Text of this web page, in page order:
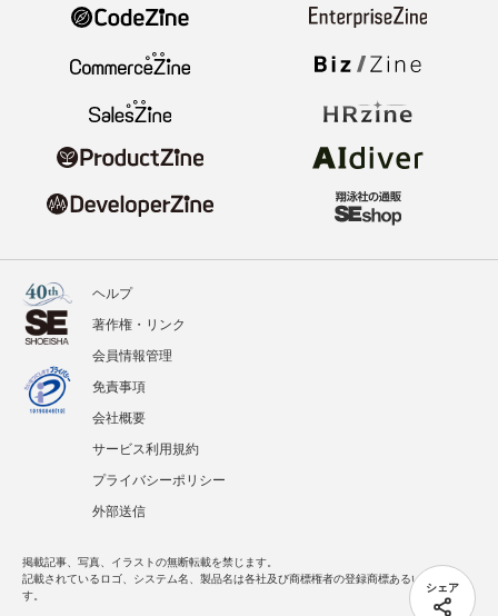
シェア
ヘルプ
著作権・リンク
会員情報管理
免責事項
会社概要
サービス利用規約
プライバシーポリシー
外部送信
掲載記事、写真、イラストの無断転載を禁じます。
記載されているロゴ、システム名、製品名は各社及び商標権者の登録商標あるいは商標で
す。